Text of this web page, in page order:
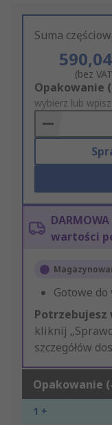
Suma
(bez
Add
to
Basket
Opakowanie
wybierz lub
wartości
Gotowe do
Potrzebujesz
kliknij
szczegółów
Opakowanie
1 +